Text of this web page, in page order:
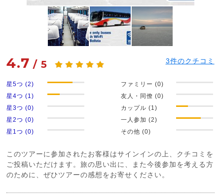
4.7 /5 3件のクチコミ
星5つ (2)
星4つ (1)
星3つ (0)
星2つ (0)
星1つ (0)
ファミリー (0)
友人・同僚 (0)
カップル (1)
一人参加 (2)
その他 (0)
このツアーに参加されたお客様はサインインの上、クチコミを
ご投稿いただけます。旅の思い出に、また今後参加を考える方
のために、ぜひツアーの感想をお寄せください。